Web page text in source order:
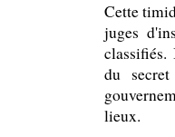
Cette
juges
classifiés.
du
lieux.